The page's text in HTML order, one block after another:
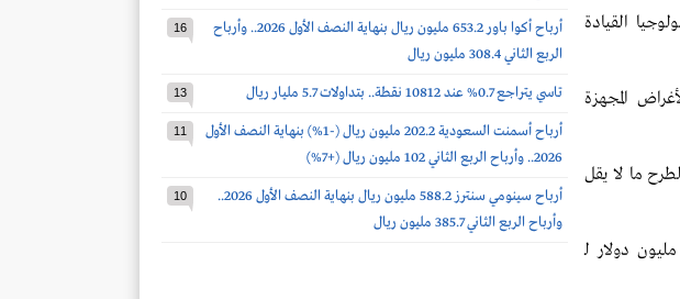
القيادة
المجهزة
ما لا يقل
وأوضحت "أوبر" أنها تستثمر مئات الملايين من الدولارات في كل من الشركتين، بما يشمل 300 مليون دولار لـ
أرباح أكوا باور 653.2 مليون ريال بنهاية النصف الأول 2026.. وأرباح
الربع الثاني 308.4 مليون ريال
16
تاسي يتراجع 0.7% عند 10812 نقطة.. بتداولات 5.7 مليار ريال 13
أرباح أسمنت السعودية 202.2 مليون ريال (-1%) بنهاية النصف الأول
2026.. وأرباح الربع الثاني 102 مليون ريال (+7%)
11
أرباح سينومي سنترز 588.2 مليون ريال بنهاية النصف الأول 2026..
وأرباح الربع الثاني 385.7 مليون ريال
10